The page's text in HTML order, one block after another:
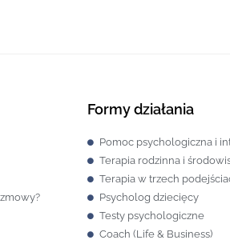
Formy działania
Pomoc psychologiczna i
Terapia rodzinna i
Terapia w trzech
Psycholog dziecięcy
Testy psychologiczne
Coach (Life & Business)